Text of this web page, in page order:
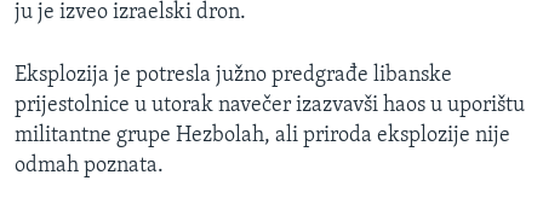
ju je izveo izraelski dron.
Eksplozija je potresla južno predgrađe libanske
prijestolnice u utorak navečer izazvavši haos u uporištu
militantne grupe Hezbolah, ali priroda eksplozije nije
odmah poznata.